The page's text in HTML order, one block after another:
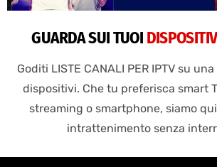
GUARDA SUI TUOI
Goditi LISTE CANALI PER IPTV su
dispositivi. Che tu preferisca smart
streaming o smartphone, siamo
intrattenimento senza